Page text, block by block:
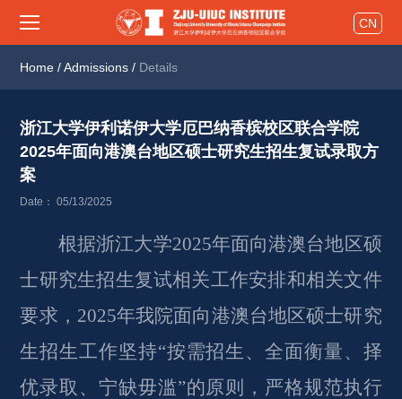
CN
Home / Admissions / Details
浙江大学伊利诺伊大学厄巴纳香槟校区联合学院
2025年面向港澳台地区硕士研究生招生复试录取方
案
Date： 05/13/2025
根据浙江大学2025年面向港澳台地区硕
士研究生招生复试相关工作安排和相关文件
要求， 2025年我院面向港澳台地区硕士研究
生招生工作坚持“按需招生、全面衡量、择
优录取、宁缺毋滥”的原则，严格规范执行